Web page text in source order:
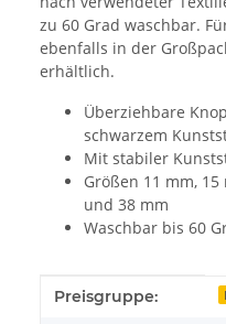
zu 60 Grad waschbar.
ebenfalls in der
erhältlich.
Überziehbare
schwarzem
Mit stabiler
Größen 11 mm,
und 38 mm
Waschbar bis 60
Produkteigenschaft
Wert
Preisgruppe: I